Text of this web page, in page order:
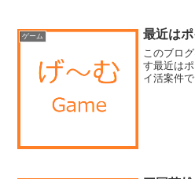
ゲーム 最近は
このブロ
す最近は
イ活案件